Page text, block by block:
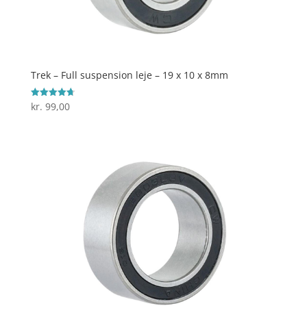
Trek – Full suspension leje – 19 x 10 x 8mm
Vurderet
4.7
kr. 99,00